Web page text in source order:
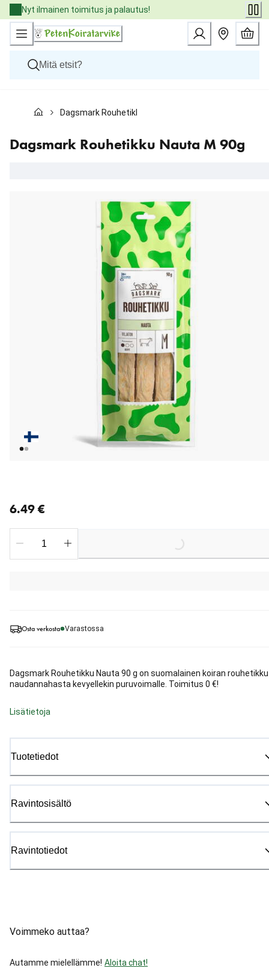
Skip
to
Content
Nyt ilmainen toimitus ja palautus!
Kissat
Eläinlääkäriruoat
Tuotemerkit
Dagsmark Rouhetikku Nauta M 90g
Dagsmark Rouhetikku Nauta M 90g
Osta verkosta Varastossa
Dagsmark Rouhetikku Nauta 90 g on suomalainen koiran rouhetikku
naudannahasta kevyellekin puruvoimalle. Toimitus 0 €!
Lisätietoja
Tuotetiedot
Ravintosisältö
Ravintotiedot
Voimmeko auttaa?
Autamme mielellämme! Aloita chat!
6.49 €